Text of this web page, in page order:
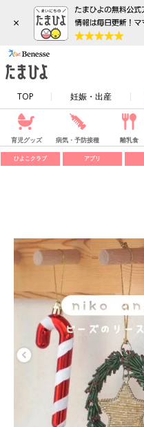
×
TOP 妊娠・出産
育児グッズ 病気・予防接種 離乳食
ひよこクラブ アプリ